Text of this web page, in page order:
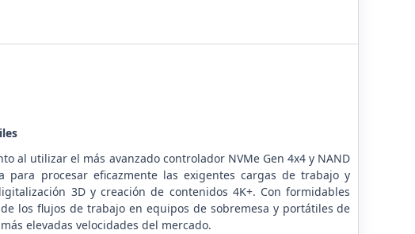
al utilizar el más avanzado controlador NVMe Gen 4x4 y NAND
procesar eficazmente las exigentes cargas de trabajo y
3D y creación de contenidos 4K+. Con formidables
los flujos de trabajo en equipos de sobremesa y portátiles de
elevadas velocidades del mercado.